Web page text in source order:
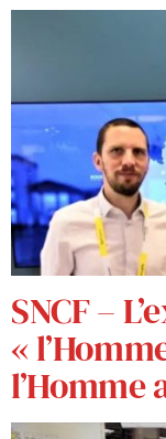
SNCF –
«
l’Homme